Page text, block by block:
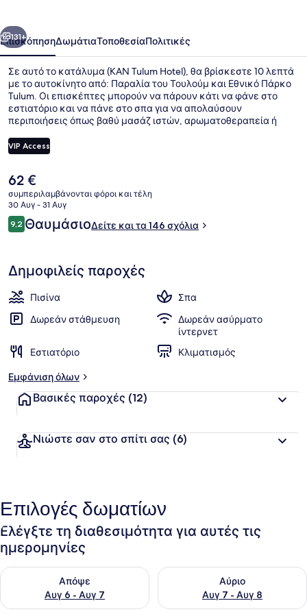
Επόμενο
131+
ΕπισκόπησηΔωμάτιαΤοποθεσίαΠολιτικές
Σε αυτό το κατάλυμα (KAN Tulum Hotel), θα βρίσκεστε 10 λεπτά
με το αυτοκίνητο από: Παραλία του Τουλούμ και Εθνικό Πάρκο
Tulum. Οι επισκέπτες μπορούν να πάρουν κάτι να φάνε στο
εστιατόριο και να πάνε στο σπα για να απολαύσουν
περιποιήσεις όπως βαθύ μασάζ ιστών, αρωματοθεραπεία ή
Ντεκό) περιλαμβάνουν εξωτερική πισίνα, beach bar και
βεράντα. Άλλοι ταξιδιώτες λατρεύουν το εξυπηρετικό
VIP Access
Η
τρέχουσα
τιμή
είναι
62 €
62 €
συμπεριλαμβάνονται φόροι και τέλη
30 Αυγ - 31 Αυγ
Σχόλια
9,29,2 στα 10
ΘαυμάσιοΔείτε και τα 146 σχόλια
Δημοφιλείς παροχές
Πισίνα
Σπα
Δωρεάν στάθμευση
Δωρεάν ασύρματο
ίντερνετ
Εστιατόριο
Κλιματισμός
Εμφάνιση όλων
Βασικές παροχές (12)
Νιώστε σαν στο σπίτι σας (6)
Επιλογές δωματίων
Ελέγξτε τη διαθεσιμότητα για αυτές τις
ημερομηνίες
Απόψε
Αυγ 6 - Αυγ 7
Έλεγχος διαθεσιμότητας για απόψε Αυγ 6 - Αυγ 7
Αύριο
Αυγ 7 - Αυγ 8
Έλεγχος διαθεσιμότητας